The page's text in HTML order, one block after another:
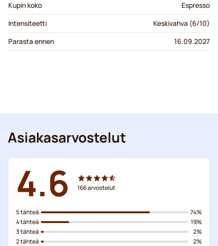
Kupin koko
Espresso
Intensiteetti
Keskivahva (6/10)
Parasta ennen
16.09.2027
Asiakasarvostelut
4.6 166arvostelut
5 tähteä
4 tähteä
3 tähteä
2 tähteä
74%
19%
2%
2%